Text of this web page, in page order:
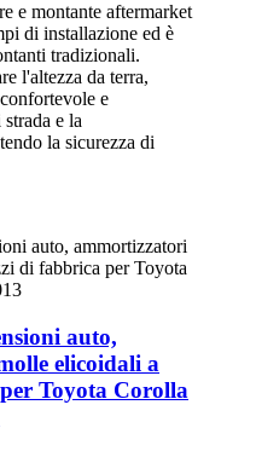
e montante aftermarket
di installazione ed è
tradizionali.
l'altezza da terra,
e
e la
la sicurezza di
auto,
elicoidali a
Toyota Corolla